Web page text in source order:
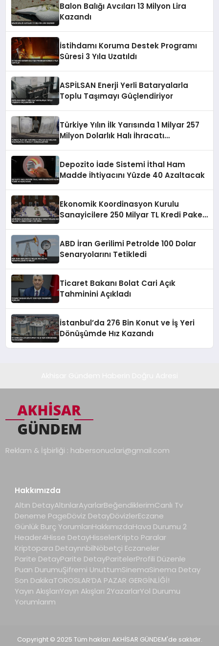
Balon Balığı Avcıları 13 Milyon Lira
Kazandı
İstihdamı Koruma Destek Programı
Süresi 3 Yıla Uzatıldı
ASPİLSAN Enerji Yerli Bataryalarla
Toplu Taşımayı Güçlendiriyor
Türkiye Yılın İlk Yarısında 1 Milyar 257
Milyon Dolarlık Halı İhracatı
Depozito İade Sistemi İthal Ham
Madde İhtiyacını Yüzde 40 Azaltacak
Ekonomik Koordinasyon Kurulu
Sanayicilere 250 Milyar TL Kredi Paketi
ABD İran Gerilimi Petrolde 100 Dolar
Senaryolarını Tetikledi
Ticaret Bakanı Bolat Cari Açık
Tahminini Açıkladı
İstanbul’da 276 Bin Konut ve İş Yeri
Dönüşümde Hız Kazandı
Reklam & İşbirliği : habersonuclari@gmail.com
Hakkımızda
Altın DetayAltınlarAyarlarBeğendiklerimCanlı Tv
Deneme PageDöviz DetayDövizlerEczane
Günlük Burç YorumlarıHakkımızdaHava Durumu 2
Header4Hisse DetayHisselerKripto Paralar
Kriptopara DetaynnbilNöbetçi Eczaneler
Parite DetayParite DetayParitelerProfili Düzenle
Puan DurumuŞifremi UnuttumSinemaSinema Detay
Son DakikaTOROSLAR’DA PAZAR GERGİNLİĞİ!
Yayın AkışlarıYayın Akışları 2YazarlarYol Durumu
Yorumlarım
Copyright © 2025 Tüm hakları AKHİSAR GÜNDEM'de saklıdır.